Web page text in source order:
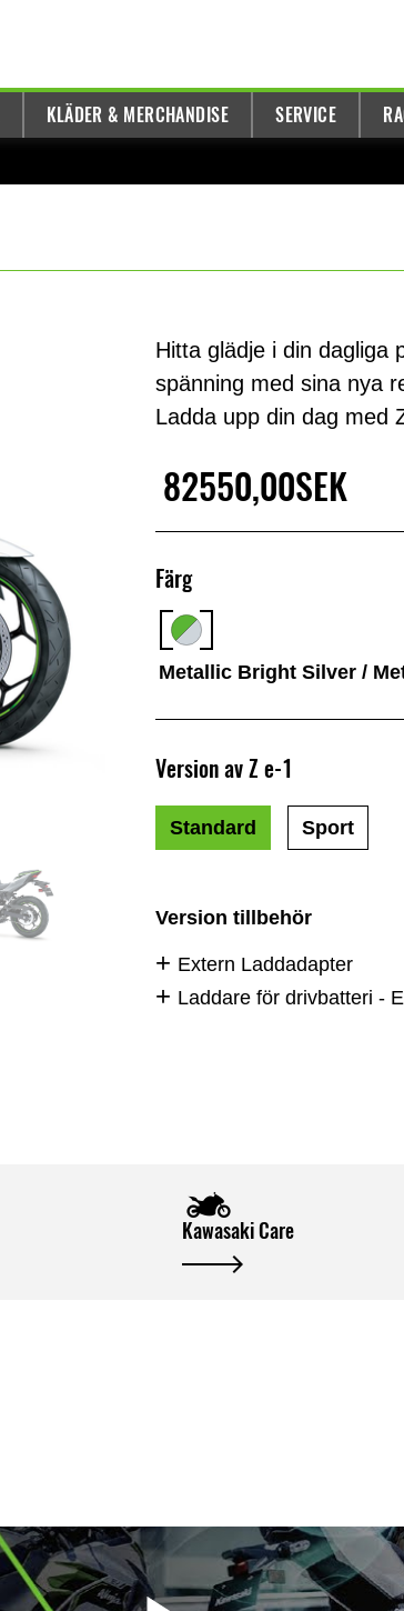
KLÄDER & MERCHANDISE SERVICE
Hitta glädje i din dagliga
spänning med sina nya
Ladda upp din dag med
82550,00SEK
Färg
Metallic Bright Silver /
Version av Z e-1
Standard Sport
Version tillbehör
Extern Laddadapter
Laddare för drivbatteri -
Kawasaki Care